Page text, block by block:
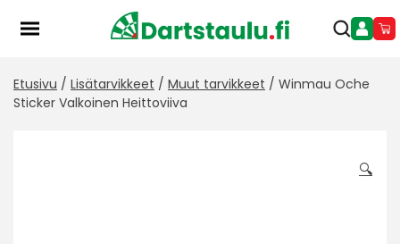
Etusivu / Lisätarvikkeet / Muut tarvikkeet / Winmau Oche
Sticker Valkoinen Heittoviiva
🔍